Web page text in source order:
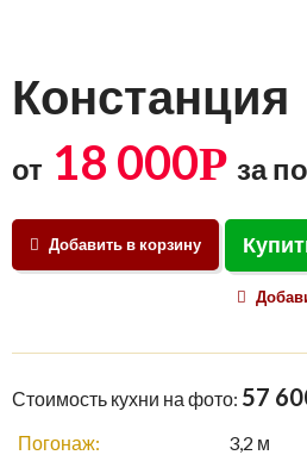
Констанция
от 18 000Р за
Добавить в корзину
Стоимость кухни на фото: 57
Погонаж:
3,2 м